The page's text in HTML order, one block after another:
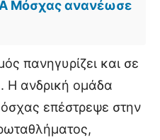
Μόσχας ανανέωσε
πανηγυρίζει και σε
Η ανδρική ομάδα
επέστρεψε στην